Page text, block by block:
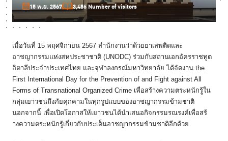
15 พ.ย. 2567 3,456 Number of visitors
เมื่อวันที่ 15 พฤศจิกายน 2567 สำนักงานว่าด้วยยาเสพติดและ
อาชญากรรมแห่งสหประชาชาติ (UNODC) ร่วมกับสถานเอกอัครราชทูต
อิตาลีประจำประเทศไทย และจุฬาลงกรณ์มหาวิทยาลัย ได้จัดงาน the
First International Day for the Prevention of and Fight against All
Forms of Transnational Organized Crime เพื่อสร้างความตระหนักรู้ใน
กลุ่มเยาวชนถึงภัยคุกคามในทุกรูปแบบของอาชญากรรมข้ามชาติ
นอกจากนี้ เพื่อเปิดโอกาสให้เยาวชนได้นำเสนอกิจกรรมรณรงค์เพื่อสร้
างความตระหนักรู้เกี่ยวกับประเด็นอาชญากรรมข้ามชาติอีกด้วย